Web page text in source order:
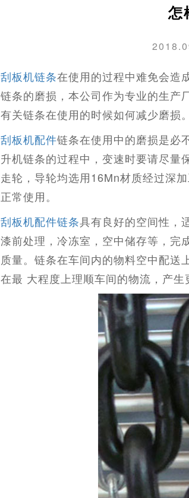
怎
刮板机链条在使用的过程中难免会造
链条的磨损，本公司作为专业的生产
有关链条在使用的时候如何减少磨损。
刮板机配件链条在使用中的磨损是必
升机链条的过程中，变速时要请尽量
走轮，导轮均选用16Mn材质经过深
正常使用。
刮板机配件链条具有良好的空间性，
漆前处理，冷冻室，空中储存等，完
质量。链条在车间内的物料空中配送
在最 大程度上理顺车间的物流，产生